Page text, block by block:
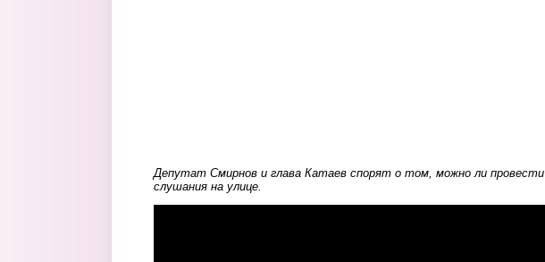
Депутат Смирнов и глава Катаев спорят о том, можно ли провести
слушания на улице.